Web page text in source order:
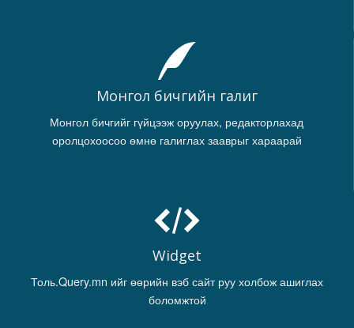
Монгол бичгийн галиг
Монгол бичгийг гүйцээж оруулах, редакторлахад
оролцохоосоо өмнө галиглах зааврыг хараарай
Widget
Толь.Query.mn ийг өөрийн вэб сайт руу холбож ашиглах
боломжтой